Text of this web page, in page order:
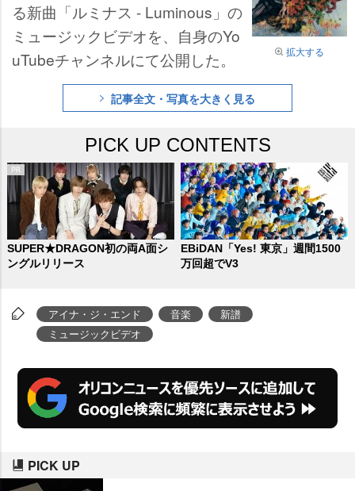
拡大する
る新曲「ルミナス - Luminous」の
ミュージックビデオを、自身のYo
uTubeチャンネルにて公開した。
記事全文・写真を大きく見る
PICK UP CONTENTS
SUPER★DRAGON初の両A面シ
ングルリリース
EBiDAN「Yes! 東京」週間1500
万回超でV3
アイナ・ジ・エンド 音楽
新譜
ミュージックビデオ
PICK UP